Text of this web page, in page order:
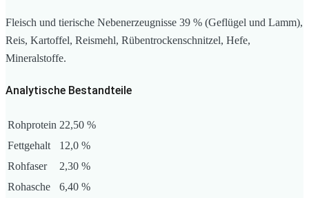
Fleisch und tierische Nebenerzeugnisse 39 % (Geflügel und Lamm),
Reis, Kartoffel, Reismehl, Rübentrockenschnitzel, Hefe,
Mineralstoffe.
Analytische Bestandteile
Rohprotein 22,50 %
Fettgehalt
12,0 %
Rohfaser
2,30 %
Rohasche
6,40 %